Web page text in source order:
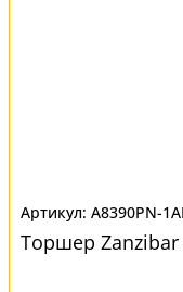
A8390PN-
Торшер Zanzibar